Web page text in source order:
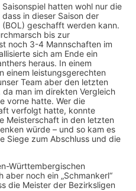
hatten wohl nur die
in dieser Saison der
geschafft werden kann.
bis zur
noch 3-4 Mannschaften im
sich am Ende ein
heraus. In einem
einem leistungsgerechten
Team aber den letzten
man im direkten Vergleich
vorne hatte. Wer die
verfolgt hatte, konnte
Meisterschaft in den letzten
würde – und so kam es
Siege zum Abschluss und die
Württembergischen
noch ein „Schmankerl“
die Meister der Bezirksligen